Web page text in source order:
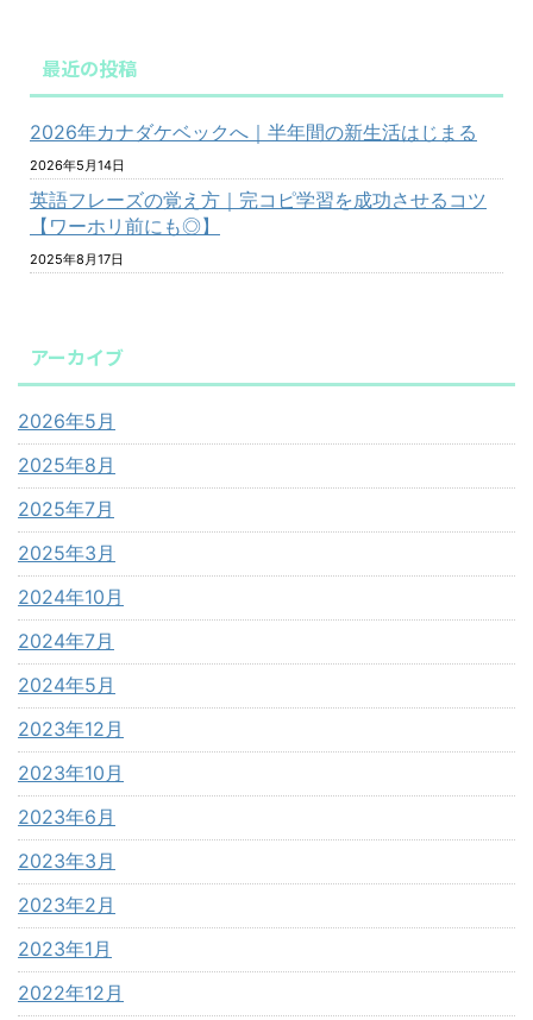
最近の投稿
2026年カナダケベックへ｜半年間の新生活はじまる
2026年5月14日
英語フレーズの覚え方｜完コピ学習を成功させるコツ
【ワーホリ前にも◎】
2025年8月17日
アーカイブ
2026年5月
2025年8月
2025年7月
2025年3月
2024年10月
2024年7月
2024年5月
2023年12月
2023年10月
2023年6月
2023年3月
2023年2月
2023年1月
2022年12月